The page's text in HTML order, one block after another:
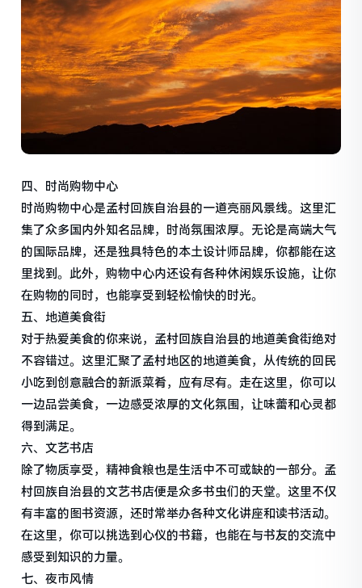
四、时尚购物中心
时尚购物中心是孟村回族自治县的一道亮丽风景线。这里汇
集了众多国内外知名品牌，时尚氛围浓厚。无论是高端大气
的国际品牌，还是独具特色的本土设计师品牌，你都能在这
里找到。此外，购物中心内还设有各种休闲娱乐设施，让你
在购物的同时，也能享受到轻松愉快的时光。
五、地道美食街
对于热爱美食的你来说，孟村回族自治县的地道美食街绝对
不容错过。这里汇聚了孟村地区的地道美食，从传统的回民
小吃到创意融合的新派菜肴，应有尽有。走在这里，你可以
一边品尝美食，一边感受浓厚的文化氛围，让味蕾和心灵都
得到满足。
六、文艺书店
除了物质享受，精神食粮也是生活中不可或缺的一部分。孟
村回族自治县的文艺书店便是众多书虫们的天堂。这里不仅
有丰富的图书资源，还时常举办各种文化讲座和读书活动。
在这里，你可以挑选到心仪的书籍，也能在与书友的交流中
感受到知识的力量。
七、夜市风情